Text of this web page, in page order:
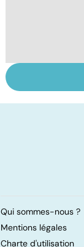
quand l'air
Qui sommes-nous ?
Mentions légales
Charte d'utilisation